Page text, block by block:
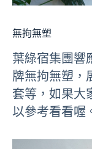
無拘無塑
葉綠宿集團響
牌無拘無塑，
套等，如果大
以參考看看喔